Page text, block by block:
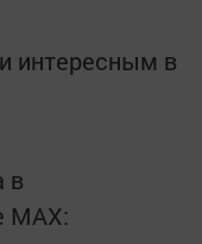
интересным в
в
MАХ: